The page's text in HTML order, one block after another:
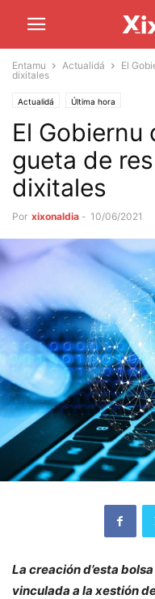
Entamu Actualidá
El
dixitales
Actualidá Última hora
El Gobiernu
gueta de
dixitales
Por xixonaldia - 10/06/2021
La creación d’esta
vinculada a la xestión